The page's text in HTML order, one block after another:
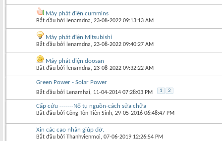
Máy phát điện cummins
Bắt đầu bởi lenamdna‎, 23-08-2022 09:13:13 AM
Máy phát điện Mitsubishi
Bắt đầu bởi lenamdna‎, 23-08-2022 09:40:27 AM
Máy phát điện doosan
Bắt đầu bởi lenamdna‎, 23-08-2022 09:32:22 AM
Green Power - Solar Power
Bắt đầu bởi Lenamhai‎, 11-04-2014 07:28:03 PM 1 2
Cấp cứu -------Nổ tụ nguồn-cách sửa chữa
Bắt đầu bởi Công Tôn Tiên Sinh‎, 29-05-2016 06:48:47 PM
Xin các cao nhân giúp đỡ.
Bắt đầu bởi Thanhvienmoi‎, 07-06-2019 12:26:54 PM